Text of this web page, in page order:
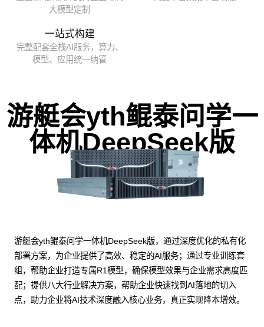
大模型定制
一站式构建
完整配套全栈AI服务，算力、
模型、应用统一纳管
游艇会yth鲲泰问学一
体机DeepSeek版
游艇会yth鲲泰问学一体机DeepSeek版，通过深度优化的私有化
部署方案，为企业提供了高效、稳定的AI服务；通过专业训练套
组，帮助企业打造专属R1模型，确保模型效果与企业需求高度匹
配；提供八大行业解决方案，帮助企业快速找到AI落地的切入
点，助力企业将AI技术深度融入核心业务，真正实现降本增效。